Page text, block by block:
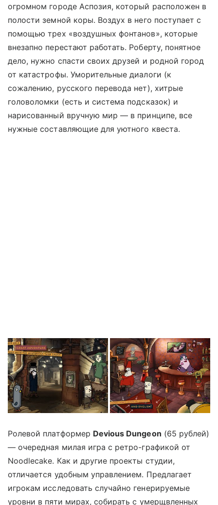
огромном городе Аспозия, который расположен в
полости земной коры. Воздух в него поступает с
помощью трех «воздушных фонтанов», которые
внезапно перестают работать. Роберту, понятное
дело, нужно спасти своих друзей и родной город
от катастрофы. Уморительные диалоги (к
сожалению, русского перевода нет), хитрые
головоломки (есть и система подсказок) и
нарисованный вручную мир — в принципе, все
нужные составляющие для уютного квеста.
Ролевой платформер Devious Dungeon (65 рублей)
— очередная милая игра с ретро-графикой от
Noodlecake. Как и другие проекты студии,
отличается удобным управлением. Предлагает
игрокам исследовать случайно генерируемые
уровни в пяти мирах, собирать с умерщвленных